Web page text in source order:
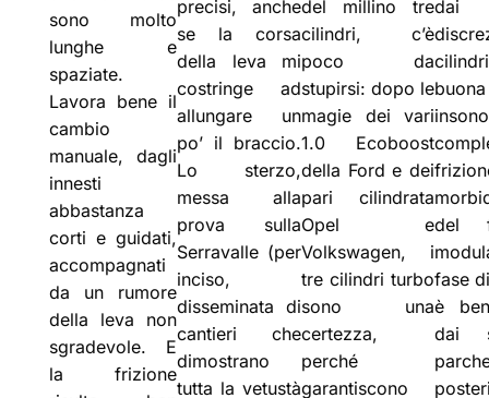
sono molto
lunghe e
spaziate.
Lavora bene il
cambio
manuale, dagli
innesti
abbastanza
corti e guidati,
accompagnati
da un rumore
della leva non
sgradevole. E
la frizione
precisi, anche
se la corsa
della leva mi
costringe ad
allungare un
po’ il braccio.
Lo sterzo,
messa alla
prova sulla
Serravalle (per
inciso,
disseminata di
cantieri che
dimostrano
tutta la vetustà
del millino tre
cilindri, c’è
poco da
stupirsi: dopo le
magie dei vari
1.0 Ecoboost
della Ford e dei
pari cilindrata
Opel e
Volkswagen, i
tre cilindri turbo
sono una
certezza,
perché
garantiscono
dai
buona
del
fase
è
dai